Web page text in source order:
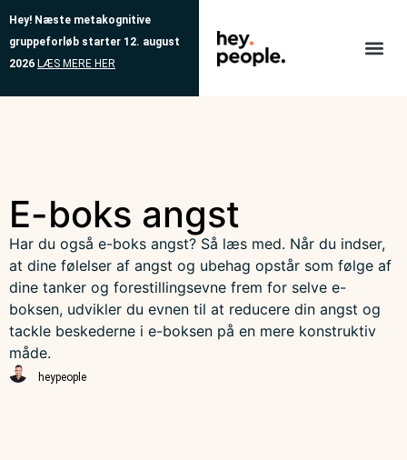
Hey! Næste metakognitive
gruppeforløb starter 12. august
2026 LÆS MERE HER
E-boks angst
Har du også e-boks angst? Så læs med. Når du indser,
at dine følelser af angst og ubehag opstår som følge af
dine tanker og forestillingsevne frem for selve e-
boksen, udvikler du evnen til at reducere din angst og
tackle beskederne i e-boksen på en mere konstruktiv
måde.
heypeople